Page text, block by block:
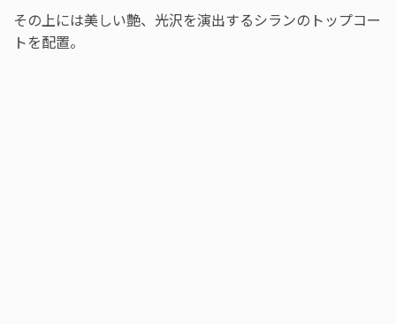
その上には美しい艶、光沢を演出するシランのトップコー
トを配置。